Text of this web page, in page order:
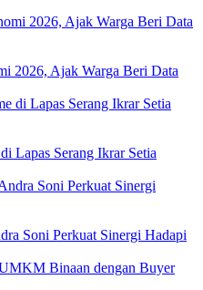
2026, Ajak Warga Beri Data
Lapas Serang Ikrar Setia
Soni Perkuat Sinergi Hadapi